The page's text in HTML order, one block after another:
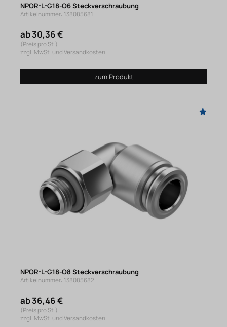
NPQR-L-G18-Q6 Steckverschraubung
Artikelnummer: 138085681
ab 30,36 €
(Preis pro St.)
zzgl. MwSt. und Versandkosten
zum Produkt
NPQR-L-G18-Q8 Steckverschraubung
Artikelnummer: 138085682
ab 36,46 €
(Preis pro St.)
zzgl. MwSt. und Versandkosten